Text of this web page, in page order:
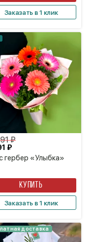
Заказать в 1 клик
гербер «Улыбка»
₽
₽
КУПИТЬ
Заказать в 1 клик
доставка